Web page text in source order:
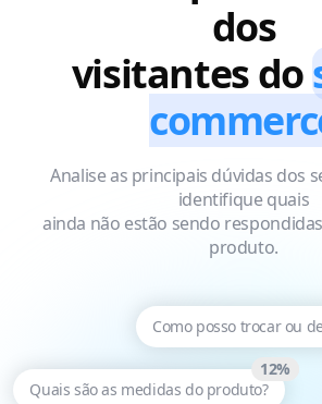
dos
visitantes do
Analise as principais dúvidas dos
identifique quais
ainda não estão sendo
produto.
Como posso trocar ou
Quais são as medidas do produto?
12%